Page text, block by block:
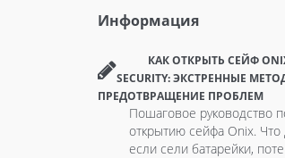
Информация
КАК ОТКРЫТЬ СЕЙФ
SECURITY: ЭКСТРЕННЫЕ
ПРЕДОТВРАЩЕНИЕ ПРОБЛЕМ
Пошаговое руководство
открытию сейфа Onix. Что
если сели батарейки,